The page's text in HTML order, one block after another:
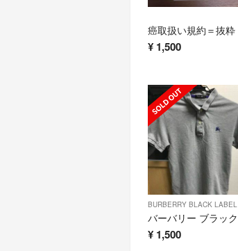
¥ 1,500
BURBERRY BLACK LABEL
¥ 1,500